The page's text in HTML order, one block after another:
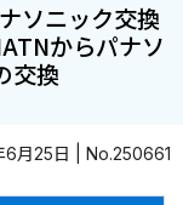
ソニック交換
からパナソ
交換
6月25日 | No.250661